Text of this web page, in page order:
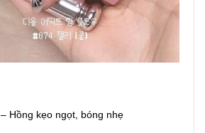
– Hồng kẹo ngọt, bóng nhẹ